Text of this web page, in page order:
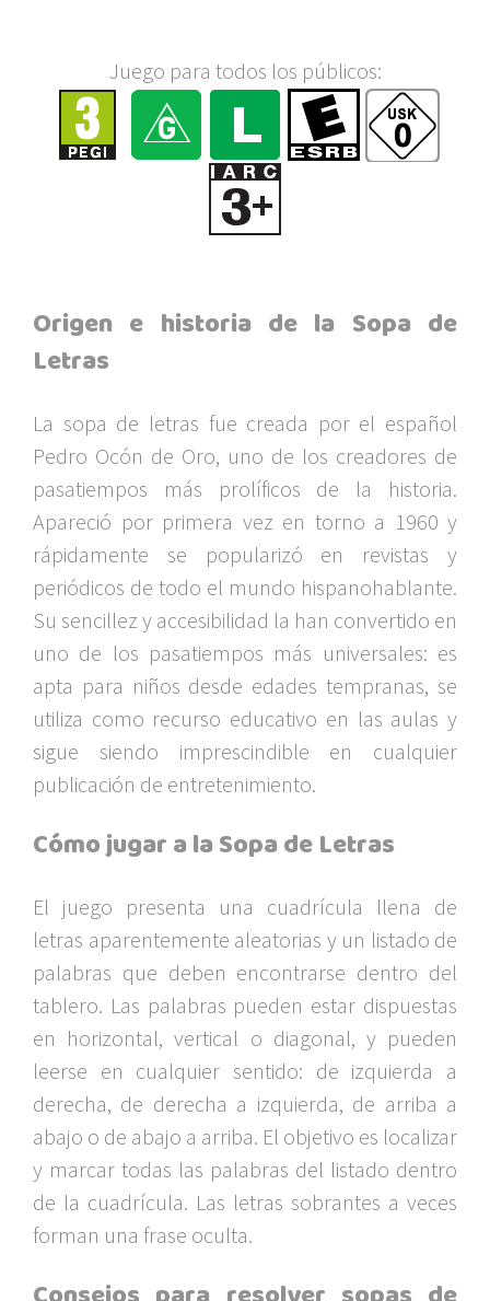
Juego para todos los públicos:
Origen e historia de la Sopa de
Letras
La sopa de letras fue creada por el español
Pedro Ocón de Oro, uno de los creadores de
pasatiempos más prolíficos de la historia.
Apareció por primera vez en torno a 1960 y
rápidamente se popularizó en revistas y
periódicos de todo el mundo hispanohablante.
Su sencillez y accesibilidad la han convertido en
uno de los pasatiempos más universales: es
apta para niños desde edades tempranas, se
utiliza como recurso educativo en las aulas y
sigue siendo imprescindible en cualquier
publicación de entretenimiento.
Cómo jugar a la Sopa de Letras
El juego presenta una cuadrícula llena de
letras aparentemente aleatorias y un listado de
palabras que deben encontrarse dentro del
tablero. Las palabras pueden estar dispuestas
en horizontal, vertical o diagonal, y pueden
leerse en cualquier sentido: de izquierda a
derecha, de derecha a izquierda, de arriba a
abajo o de abajo a arriba. El objetivo es localizar
y marcar todas las palabras del listado dentro
de la cuadrícula. Las letras sobrantes a veces
forman una frase oculta.